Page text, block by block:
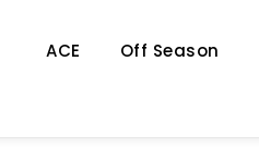
ACE Off Season